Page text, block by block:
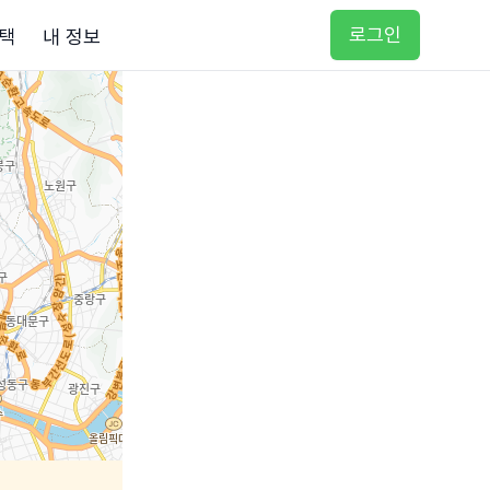
내 정보 로그인